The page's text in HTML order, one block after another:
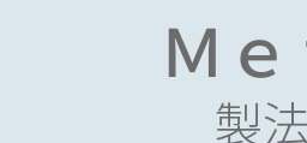
還元質
ンを豊
す。
Ｍ
製